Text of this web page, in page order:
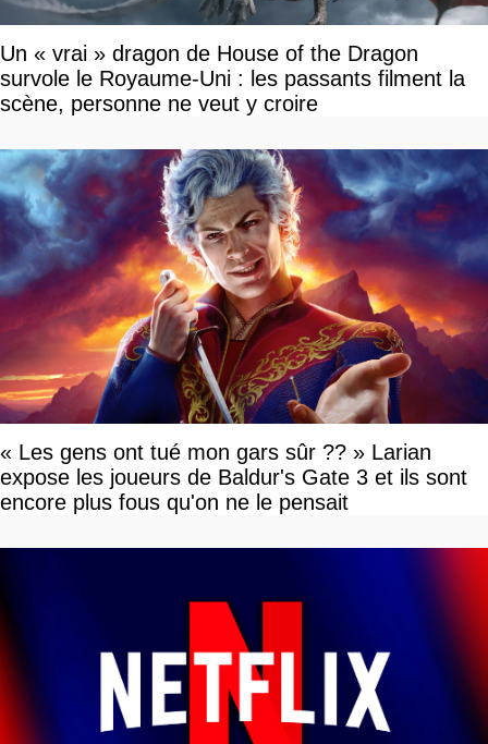
Un « vrai » dragon de House of the Dragon
survole le Royaume-Uni : les passants filment la
scène, personne ne veut y croire
« Les gens ont tué mon gars sûr ?? » Larian
expose les joueurs de Baldur's Gate 3 et ils sont
encore plus fous qu'on ne le pensait